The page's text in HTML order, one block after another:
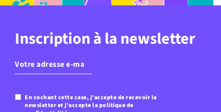
Inscription à la newsletter
mail(Nécessaire)
Confidentialité(Nécessaire)
En cochant cette case, j’accepte de recevoir la
newsletter et j’accepte la politique de